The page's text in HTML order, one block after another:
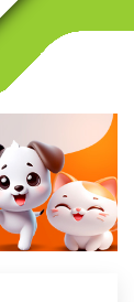
v
g
t
i
o
n